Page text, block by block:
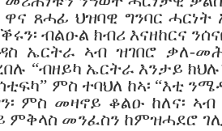
ጸሓፊ ህዝባዊ ግንባር ሓርነት
ብልዑል ክብሪ እናዘከርና
ኤርትራ ኣብ ዝገበሮ ቃለ-
“ብዘይካ ኤርትራ እንታይ
ምስ ተባህለ ከኣ፡ “እቲ
ምስ መዛኖይ ቆልዑ ከለና፡ ኣብ
ምቅላስ መንፈስን ከምዝሓደሮ